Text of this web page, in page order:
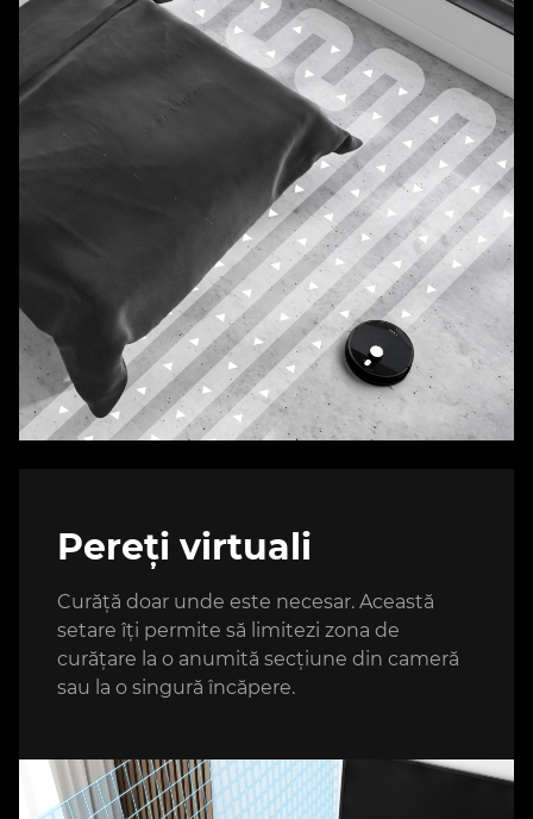
Pereți virtuali
Curăță doar unde este necesar. Această
setare îți permite să limitezi zona de
curățare la o anumită secțiune din cameră
sau la o singură încăpere.